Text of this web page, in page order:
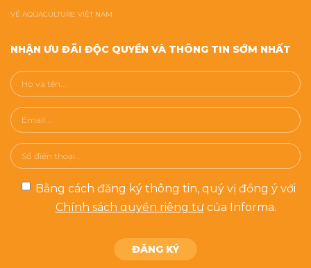
VỀ AQUACULTURE VIỆT NAM
NHẬN ƯU ĐÃI ĐỘC QUYỀN VÀ THÔNG TIN SỚM NHẤT
Bằng cách đăng ký thông tin, quý vị đồng ý với
Chính sách quyền riêng tưcủa Informa.